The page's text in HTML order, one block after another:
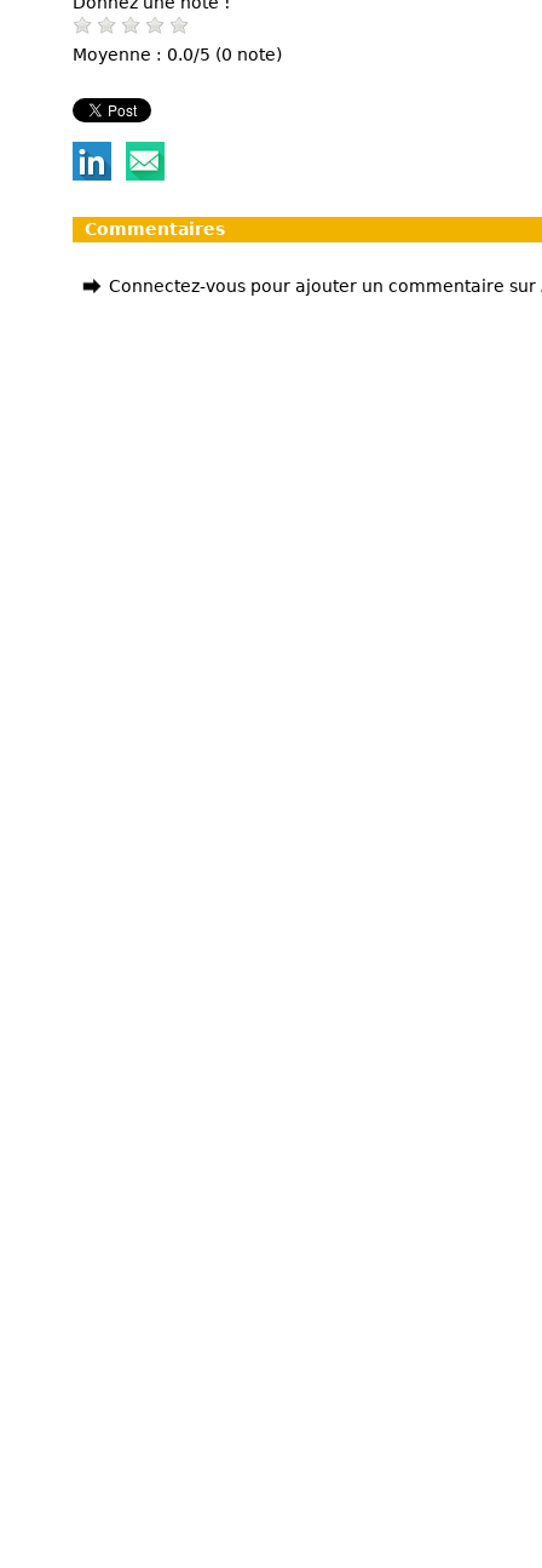
Moyenne : 0.0/5 (0 note)
Commentaires
Connectez-vous pour ajouter un commentaire sur